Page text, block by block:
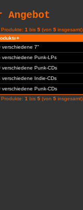
Angebot
1 bis 5 (von 5 insgesamt)
verschiedene 7"
verschiedene Punk-LPs
verschiedene Punk-CDs
verschiedene Indie-CDs
verschiedene Punk-CDs
1 bis 5 (von 5 insgesamt)